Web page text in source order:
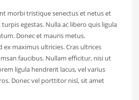
morbi tristique senectus et netus et
turpis egestas. Nulla ac libero quis ligula
Donec et mauris metus.
ex maximus ultricies. Cras ultrices
faucibus. Nullam efficitur, nisi ut
ligula hendrerit lacus, vel varius
Donec vel porttitor nisl, sit amet